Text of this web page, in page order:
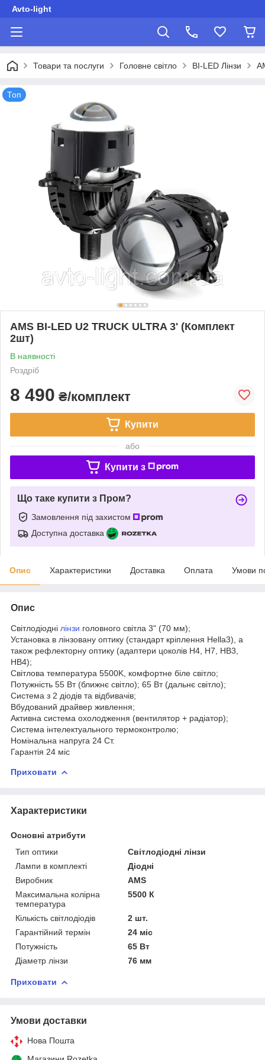
Avto-light
Товари та послуги Головне світло BI-LED Лінзи
Топ
AMS BI-LED U2 TRUCK ULTRA 3' (Комплект
2шт)
В наявності
Роздріб
8 490 ₴/комплект
Купити
або
Купити з
Що таке купити з Пром?
Замовлення під захистом
Доступна доставка
Опис Характеристики Доставка Оплата Умови
Опис
Світлодіодні лінзи головного світла 3" (70 мм);
Установка в лінзовану оптику (стандарт кріплення Hella3), а
також рефлекторну оптику (адаптери цоколів H4, H7, HB3,
HB4);
Світлова температура 5500K, комфортне біле світло;
Потужність 55 Вт (ближнє світло); 65 Вт (дальнє світло);
Система з 2 діодів та відбивачів;
Вбудований драйвер живлення;
Активна система охолодження (вентилятор + радіатор);
Система інтелектуального термоконтролю;
Номінальна напруга 24 Ст.
Гарантія 24 міс
Приховати
Характеристики
Основні атрибути
Тип оптики
Світлодіодні лінзи
Лампи в комплекті
Діодні
Виробник
AMS
Максимальна колірна
температура
5500 К
Кількість світлодіодів
2 шт.
Гарантійний термін
24 міс
Потужність
65 Вт
Діаметр лінзи
76 мм
Приховати
Умови доставки
Нова Пошта